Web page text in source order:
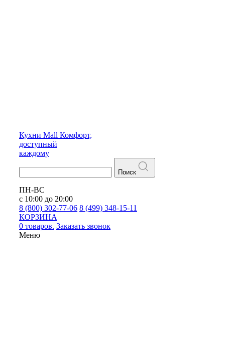
Кухни Mall Комфорт,
доступный
каждому
Поиск
ПН-ВС
с 10:00 до 20:00
8 (800) 302-77-06 8 (499) 348-15-11
КОРЗИНА
0 товаров. Заказать звонок
Меню